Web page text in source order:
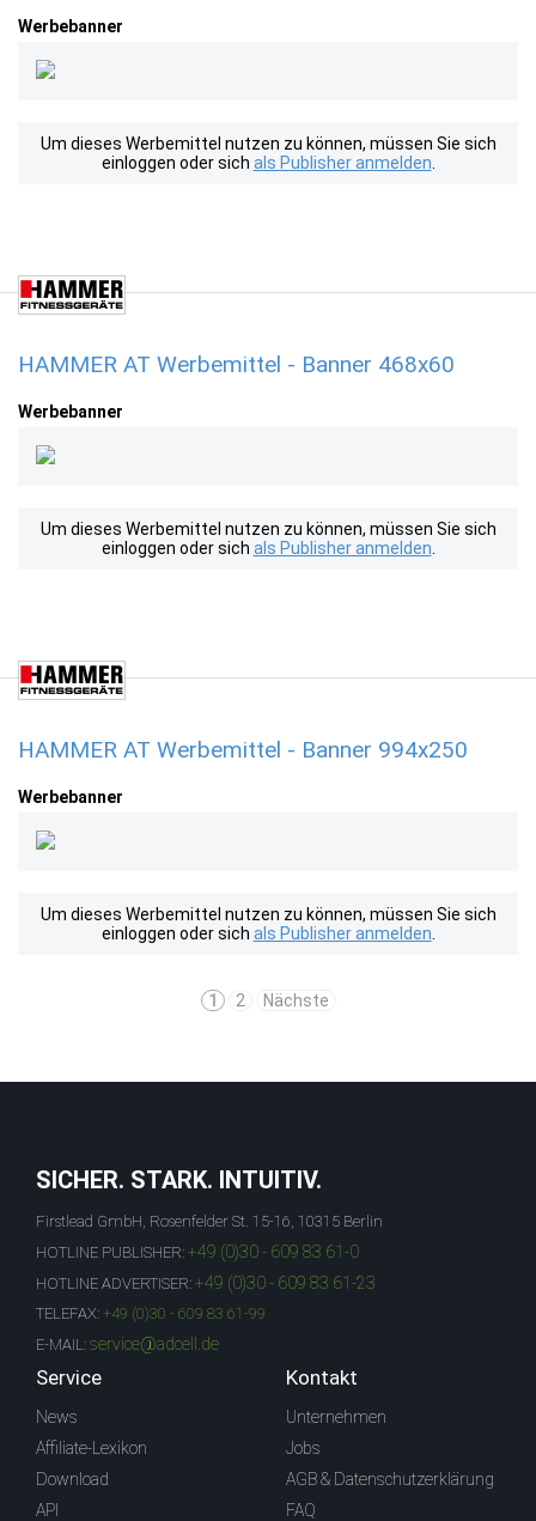
Werbebanner
Um dieses Werbemittel nutzen zu können, müssen Sie sich
einloggen oder sich als Publisher anmelden
HAMMER AT Werbemittel - Banner 468x60
Werbebanner
Um dieses Werbemittel nutzen zu können, müssen Sie sich
einloggen oder sich als Publisher anmelden
HAMMER AT Werbemittel - Banner 994x250
Werbebanner
Um dieses Werbemittel nutzen zu können, müssen Sie sich
einloggen oder sich als Publisher anmelden
1 2 Nächste
SICHER. STARK. INTUITIV.
Firstlead GmbH, Rosenfelder St. 15-16, 10315 Berlin
HOTLINE PUBLISHER: +49 (0)30 - 609 83 61-0
HOTLINE ADVERTISER: +49 (0)30 - 609 83 61-23
TELEFAX: +49 (0)30 - 609 83 61-99
E-MAIL: service@adcell.de
Service
News
Affiliate-Lexikon
Download
API
Kontakt
Unternehmen
Jobs
AGB & Datenschutzerklärung
FAQ